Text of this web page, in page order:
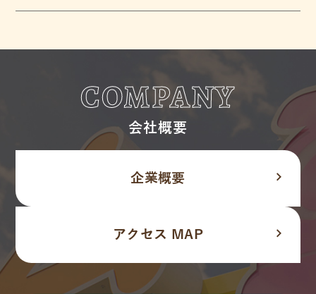
COMPANY
会社概要
企業概要 navigate_next
アクセス MAP navigate_next